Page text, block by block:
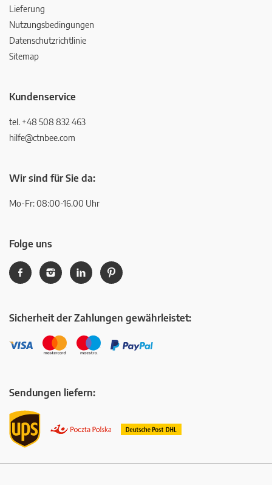
Lieferung
Nutzungsbedingungen
Datenschutzrichtlinie
Sitemap
Kundenservice
tel. +48 508 832 463
hilfe@ctnbee.com
Wir sind für Sie da:
Mo-Fr: 08:00-16.00 Uhr
Folge uns
Sicherheit der Zahlungen gewährleistet:
Sendungen liefern: